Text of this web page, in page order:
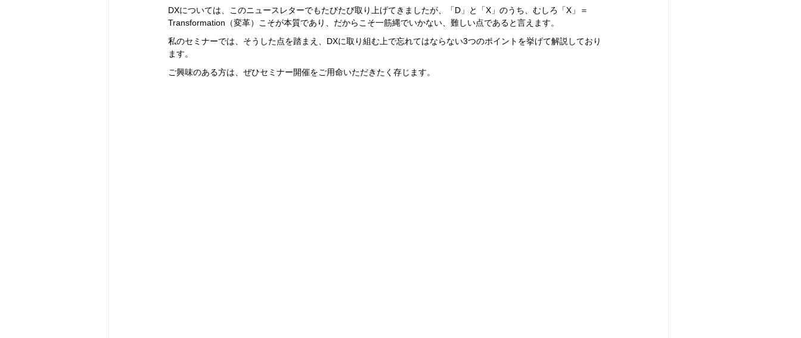
DXについては、このニュースレターでもたびたび取り上げてきましたが、「D」と「X」のうち、むしろ「X」＝
Transformation（変革）こそが本質であり、だからこそ一筋縄でいかない、難しい点であると言えます。
私のセミナーでは、そうした点を踏まえ、DXに取り組む上で忘れてはならない3つのポイントを挙げて解説しており
ます。
ご興味のある方は、ぜひセミナー開催をご用命いただきたく存じます。